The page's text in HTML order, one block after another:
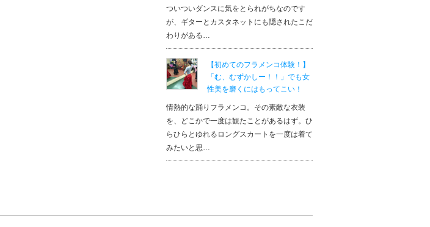
ついついダンスに気をとられがちなのです
が、ギターとカスタネットにも隠されたこだ
わりがある…
【初めてのフラメンコ体験！】
「む、むずかしー！！」でも女
性美を磨くにはもってこい！
情熱的な踊りフラメンコ。その素敵な衣装
を、どこかで一度は観たことがあるはず。ひ
らひらとゆれるロングスカートを一度は着て
みたいと思…